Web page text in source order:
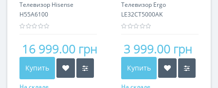
Телевизор Hisense
H55A6100
16 999.00 грн
Купить
Телевизор Ergo
LE32CT5000AK
3 999.00 грн
Купить